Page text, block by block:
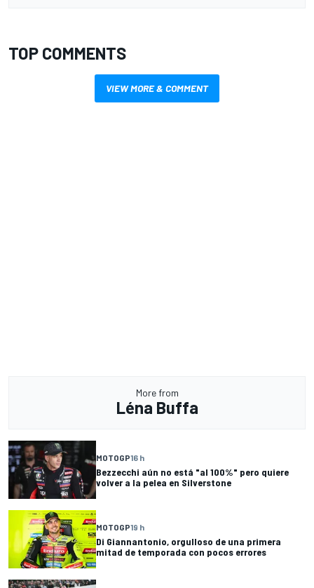
TOP COMMENTS
VIEW MORE & COMMENT
More from
Léna Buffa
MOTOGP16 h
Bezzecchi aún no está "al 100%" pero quiere
volver a la pelea en Silverstone
MOTOGP19 h
Di Giannantonio, orgulloso de una primera
mitad de temporada con pocos errores